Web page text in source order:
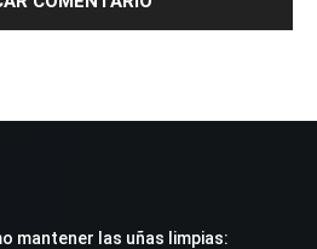
mantener las uñas limpias: